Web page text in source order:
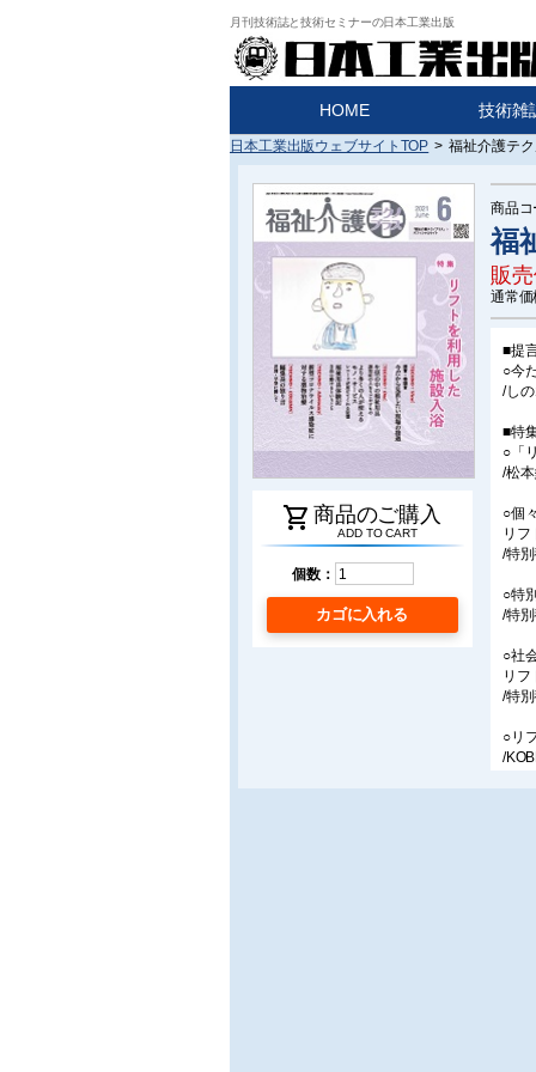
月刊技術誌と技術セミナーの日本工業出版
HOME 技術雑
日本工業出版ウェブサイトTOP > 福祉介護テ
shopping_cart 商品のご購入
ADD TO CART
個数：
カゴに入れる
商品コ
福
販
通常価
■提
○今
/し
■特
○「
/松
○個
リフ
/特
○特
/特
○社
リフ
/特
○リ
/